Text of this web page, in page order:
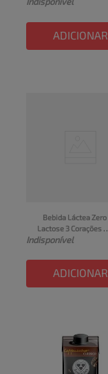
ADICIONAR
Bebida Láctea Zero
Lactose 3 Corações
Power Whey Sabor
250ml
Indisponível
ADICIONAR